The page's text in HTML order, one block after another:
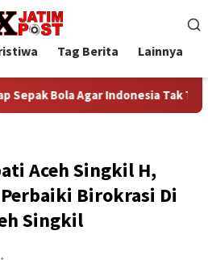
Tag Berita Lainnya
Agar Indonesia Tak Terus
Aceh Singkil H,
Birokrasi Di
Singkil